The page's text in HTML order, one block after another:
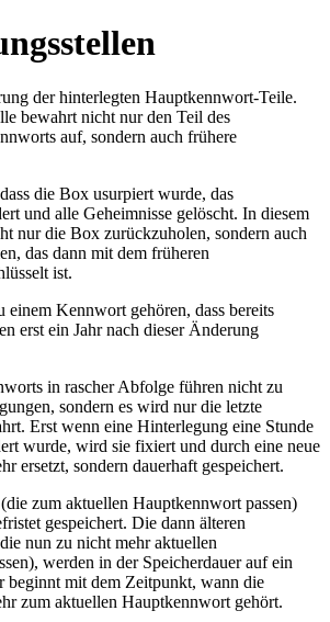
der hinterlegten Hauptkennwort-Teile.
bewahrt nicht nur den Teil des
auf, sondern auch frühere
die Box usurpiert wurde, das
und alle Geheimnisse gelöscht. In diesem
nur die Box zurückzuholen, sondern auch
das dann mit dem früheren
ist.
einem Kennwort gehören, dass bereits
erst ein Jahr nach dieser Änderung
in rascher Abfolge führen nicht zu
sondern es wird nur die letzte
Erst wenn eine Hinterlegung eine Stunde
wurde, wird sie fixiert und durch eine neue
ersetzt, sondern dauerhaft gespeichert.
zum aktuellen Hauptkennwort passen)
gespeichert. Die dann älteren
nun zu nicht mehr aktuellen
werden in der Speicherdauer auf ein
beginnt mit dem Zeitpunkt, wann die
zum aktuellen Hauptkennwort gehört.